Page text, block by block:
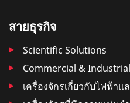
สายธุรกิจ
Scientific Solutions
Commercial &
เครื่องจักรเกี่ยวกับไฟฟ้า